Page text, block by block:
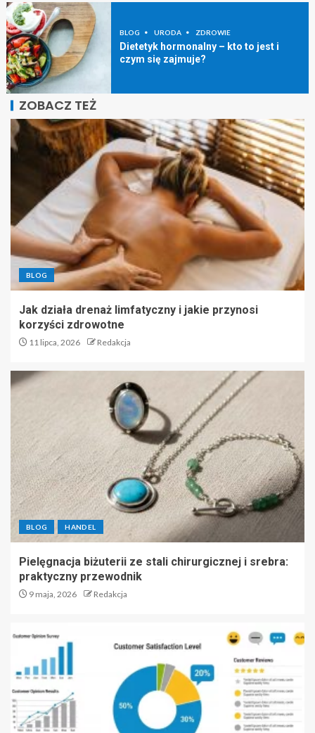
BLOG URODA ZDROWIE
Dietetyk hormonalny – kto to jest i
czym się zajmuje?
ZOBACZ TEŻ
BLOG
Jak działa drenaż limfatyczny i jakie przynosi
korzyści zdrowotne
11 lipca, 2026 Redakcja
BLOG HANDEL
Pielęgnacja biżuterii ze stali chirurgicznej i srebra:
praktyczny przewodnik
9 maja, 2026 Redakcja